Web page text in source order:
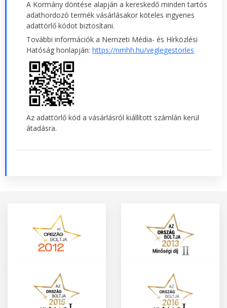
A Kormány döntése alapján a kereskedő minden tartós
adathordozó termék vásárlásakor köteles ingyenes
adattörlő kódot biztosítani.
További információk a Nemzeti Média- és Hírközlési
Hatóság honlapján: https://nmhh.hu/veglegestorles
Az adattörlő kód a vásárlásról kiállított számlán kerül
átadásra.